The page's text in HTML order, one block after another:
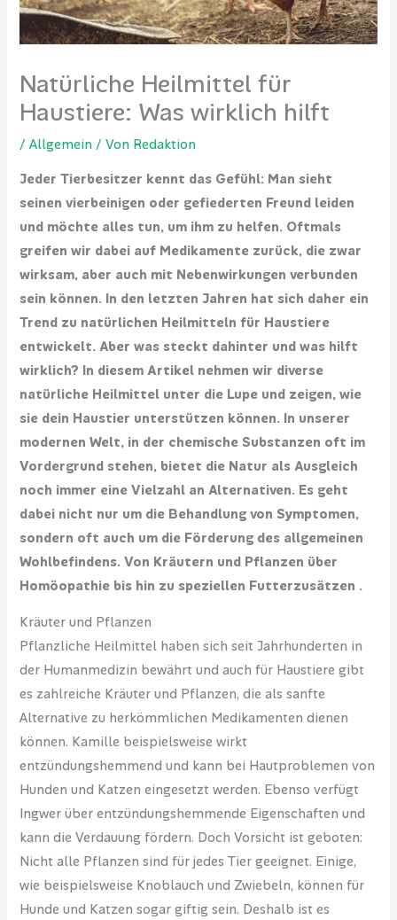
Natürliche Heilmittel für
Haustiere: Was wirklich hilft
/Allgemein / Von Redaktion
Jeder Tierbesitzer kennt das Gefühl: Man sieht
seinen vierbeinigen oder gefiederten Freund leiden
und möchte alles tun, um ihm zu helfen. Oftmals
greifen wir dabei auf Medikamente zurück, die zwar
wirksam, aber auch mit Nebenwirkungen verbunden
sein können. In den letzten Jahren hat sich daher ein
Trend zu natürlichen Heilmitteln für Haustiere
entwickelt. Aber was steckt dahinter und was hilft
wirklich? In diesem Artikel nehmen wir diverse
natürliche Heilmittel unter die Lupe und zeigen, wie
sie dein Haustier unterstützen können. In unserer
modernen Welt, in der chemische Substanzen oft im
Vordergrund stehen, bietet die Natur als Ausgleich
noch immer eine Vielzahl an Alternativen. Es geht
dabei nicht nur um die Behandlung von Symptomen,
sondern oft auch um die Förderung des allgemeinen
Wohlbefindens. Von Kräutern und Pflanzen über
Homöopathie bis hin zu speziellen Futterzusätzen .
Kräuter und Pflanzen
Pflanzliche Heilmittel haben sich seit Jahrhunderten in
der Humanmedizin bewährt und auch für Haustiere gibt
es zahlreiche Kräuter und Pflanzen, die als sanfte
Alternative zu herkömmlichen Medikamenten dienen
können. Kamille beispielsweise wirkt
entzündungshemmend und kann bei Hautproblemen von
Hunden und Katzen eingesetzt werden. Ebenso verfügt
Ingwer über entzündungshemmende Eigenschaften und
kann die Verdauung fördern. Doch Vorsicht ist geboten:
Nicht alle Pflanzen sind für jedes Tier geeignet. Einige,
wie beispielsweise Knoblauch und Zwiebeln, können für
Hunde und Katzen sogar giftig sein. Deshalb ist es